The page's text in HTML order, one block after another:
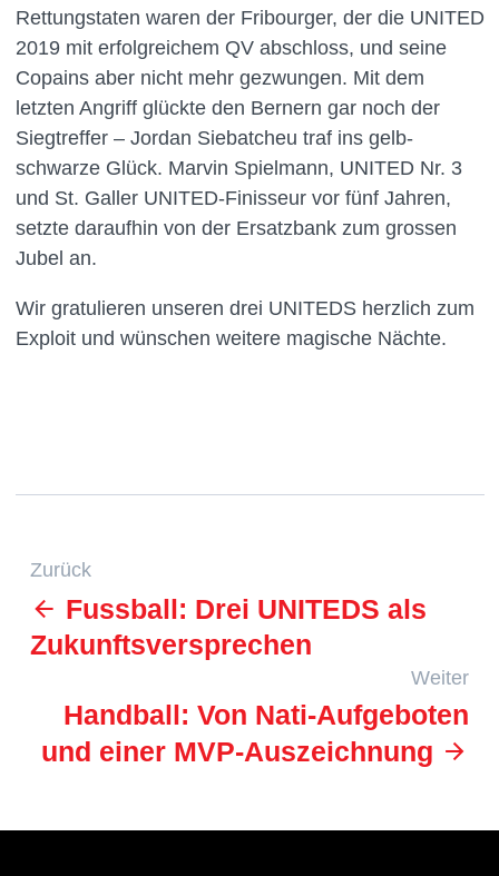
Rettungstaten waren der Fribourger, der die UNITED
2019 mit erfolgreichem QV abschloss, und seine
Copains aber nicht mehr gezwungen. Mit dem
letzten Angriff glückte den Bernern gar noch der
Siegtreffer – Jordan Siebatcheu traf ins gelb-
schwarze Glück. Marvin Spielmann, UNITED Nr. 3
und St. Galler UNITED-Finisseur vor fünf Jahren,
setzte daraufhin von der Ersatzbank zum grossen
Jubel an.
Wir gratulieren unseren drei UNITEDS herzlich zum
Exploit und wünschen weitere magische Nächte.
Zurück
Fussball: Drei UNITEDS als
Zukunftsversprechen
Weiter
Handball: Von Nati-Aufgeboten
und einer MVP-Auszeichnung